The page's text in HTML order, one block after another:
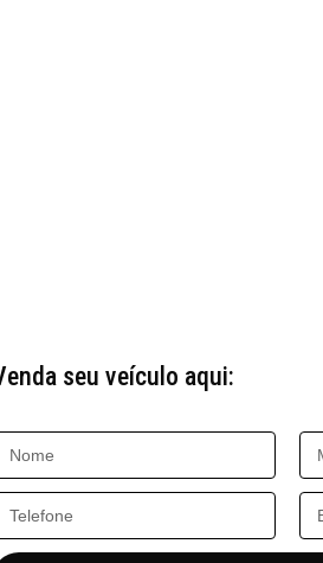
seu veículo aqui: